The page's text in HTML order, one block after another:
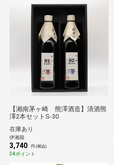
【湘南茅ヶ崎 熊澤酒造】清酒熊
澤2本セットS-30
在庫あり
伊湘箱
3,740 円 (税込)
34ポイント